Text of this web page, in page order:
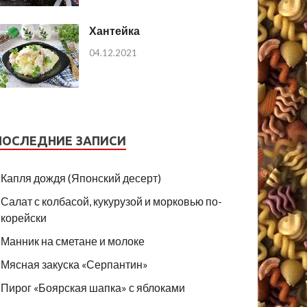
Хантейка
04.12.2021
ЗАПИСИ
Капля дождя (Японский десерт)
Салат с колбасой, кукурузой и морковью по-
корейски
Манник на сметане и молоке
Мясная закуска «Серпантин»
Пирог «Боярская шапка» с яблоками